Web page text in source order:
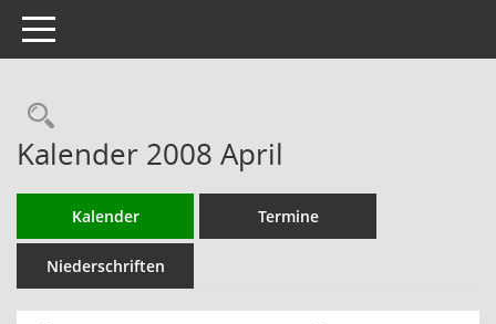
Toggle navigation
Rechercheauswahl
Kalender 2008 April
Kalender Termine
Niederschriften